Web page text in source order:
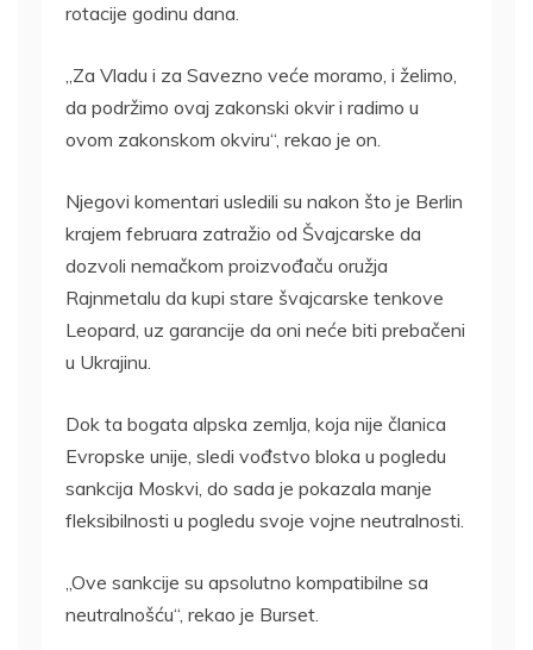
rotacije godinu dana.
„Za Vladu i za Savezno veće moramo, i želimo,
da podržimo ovaj zakonski okvir i radimo u
ovom zakonskom okviru“, rekao je on.
Njegovi komentari usledili su nakon što je Berlin
krajem februara zatražio od Švajcarske da
dozvoli nemačkom proizvođaču oružja
Rajnmetalu da kupi stare švajcarske tenkove
Leopard, uz garancije da oni neće biti prebačeni
u Ukrajinu.
Dok ta bogata alpska zemlja, koja nije članica
Evropske unije, sledi vođstvo bloka u pogledu
sankcija Moskvi, do sada je pokazala manje
fleksibilnosti u pogledu svoje vojne neutralnosti.
„Ove sankcije su apsolutno kompatibilne sa
neutralnošću“, rekao je Burset.